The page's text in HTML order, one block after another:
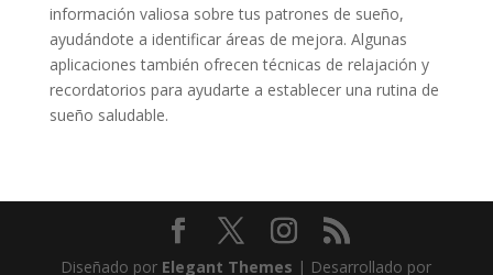
información valiosa sobre tus patrones de sueño,
ayudándote a identificar áreas de mejora. Algunas
aplicaciones también ofrecen técnicas de relajación y
recordatorios para ayudarte a establecer una rutina de
sueño saludable.
Diseñado por Elegant Themes | Desarrollado por